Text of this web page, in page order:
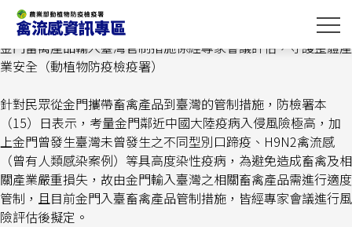
主
要
容
區
塊
首頁>最新消息> 金門畜禽產品輸入臺灣管制措施係經專家會
議評估，守護整體產業安全（動植物防疫檢疫署）
金門畜禽產品輸入臺灣管制措施係經專家會議評估，守護整體產
業安全（動植物防疫檢疫署）
針對民眾從金門攜帶畜禽產品到臺灣的管制措施，防檢署本
（15）日表示，考量金門鄰近中國大陸疫病入侵風險極高，加
上金門曾發生臺灣未曾發生之不同型別口蹄疫、H9N2禽流感
（曾有人類感染案例）等具高度染性疫病，為避免造成畜禽及相
關產業嚴重損失，故由金門輸入臺灣之相關畜禽產品需進行適度
管制，且目前金門入臺畜禽產品管制措施，皆經專家會議進行風
險評估後擬定。